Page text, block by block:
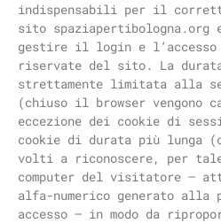
indispensabili per il
sito
gestire il login e
riservate del sito. La
strettamente limitata alla
(chiuso il browser vengono
eccezione dei cookie di
cookie di durata più lunga
volti a riconoscere, per
computer del visitatore –
alfa-numerico generato alla
accesso – in modo da